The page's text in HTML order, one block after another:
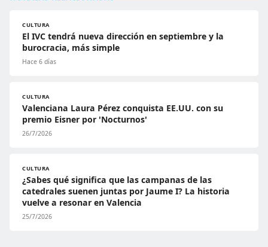
CULTURA
El IVC tendrá nueva dirección en septiembre y la
burocracia, más simple
Hace 6 días
CULTURA
Valenciana Laura Pérez conquista EE.UU. con su
premio Eisner por 'Nocturnos'
26/7/2026
CULTURA
¿Sabes qué significa que las campanas de las
catedrales suenen juntas por Jaume I? La historia
vuelve a resonar en Valencia
25/7/2026